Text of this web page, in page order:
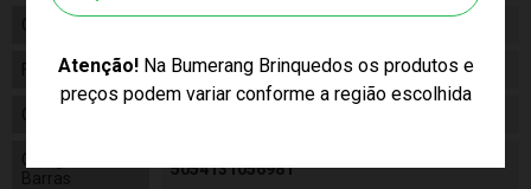
Atenção!Na Bumerang Brinquedos os produtos e
preços podem variar conforme a região escolhida
Gênero
Fabricante Epoch
Código
Código de
Barras
5054131056981